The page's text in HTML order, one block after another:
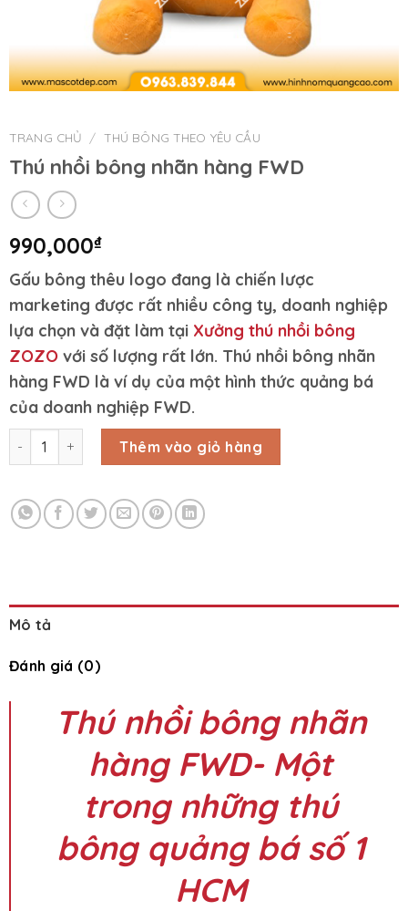
TRANG CHỦ / THÚ BÔNG THEO YÊU CẦU
Thú nhồi bông nhãn hàng FWD
990,000₫
Gấu bông thêu logo đang là chiến lược
marketing được rất nhiều công ty, doanh nghiệp
lựa chọn và đặt làm tại Xưởng thú nhồi bông
ZOZO với số lượng rất lớn. Thú nhồi bông nhãn
hàng FWD là ví dụ của một hình thức quảng bá
của doanh nghiệp FWD.
Thú nhồi bông nhãn hàng FWD số lượng
Thêm vào giỏ hàng
Mô tả
Đánh giá (0)
Thú nhồi bông nhãn
hàng FWD- Một
trong những thú
bông quảng bá số 1
HCM